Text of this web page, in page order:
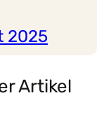
2025
Artikel